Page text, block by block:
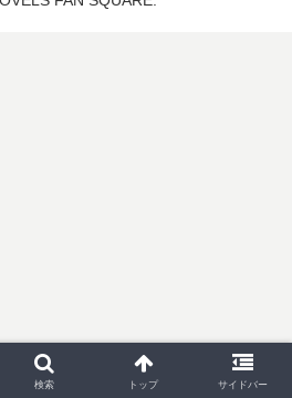
検索 トップ サイドバー